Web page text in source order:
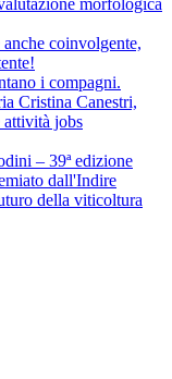
morfologica
anche coinvolgente,
i compagni.
Cristina Canestri,
attività jobs
– 39ª edizione
dall'Indire
della viticoltura